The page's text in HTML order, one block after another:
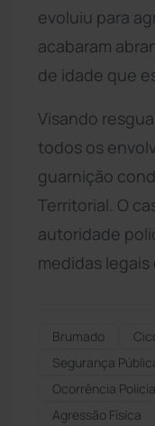
evoluiu para
acabaram
de idade que
Visando
todos os
guarnição
Territorial. O
autoridade
medidas legais
Brumado
Segurança
Ocorrência
Agressão Física